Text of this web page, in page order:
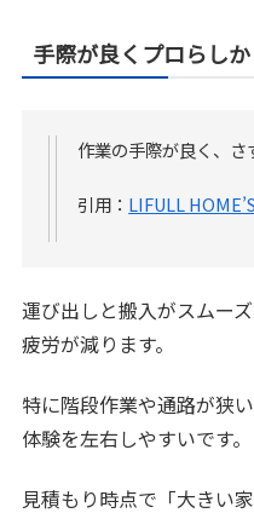
手際が良くプロらし
作業の手際が良く、さ
引用： LIFULL
運び出しと搬入がスムー
疲労が減ります。
特に階段作業や通路が狭
体験を左右しやすいです。
見積もり時点で「大きい